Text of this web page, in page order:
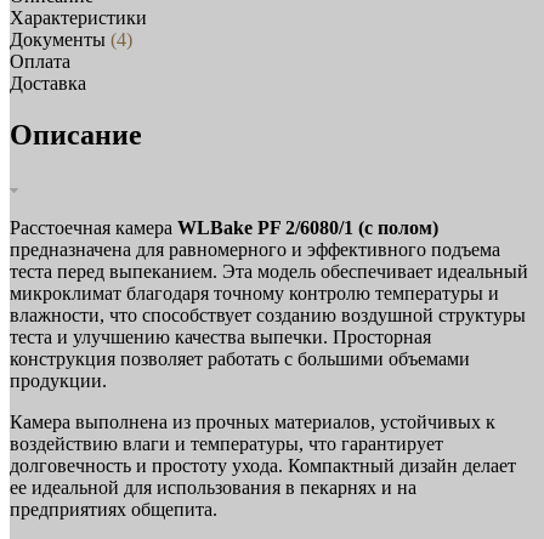
Характеристики
Документы (4)
Оплата
Доставка
Описание
Расстоечная камера WLBake PF 2/6080/1 (с полом)
предназначена для равномерного и эффективного подъема
теста перед выпеканием. Эта модель обеспечивает идеальный
микроклимат благодаря точному контролю температуры и
влажности, что способствует созданию воздушной структуры
теста и улучшению качества выпечки. Просторная
конструкция позволяет работать с большими объемами
продукции.
Камера выполнена из прочных материалов, устойчивых к
воздействию влаги и температуры, что гарантирует
долговечность и простоту ухода. Компактный дизайн делает
ее идеальной для использования в пекарнях и на
предприятиях общепита.